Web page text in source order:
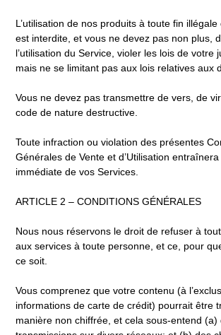
L’utilisation de nos produits à toute fin
est interdite, et vous ne devez pas non plus,
l’utilisation du Service, violer les lois de votre
mais ne se limitant pas aux lois relatives aux
Vous ne devez pas transmettre de vers, de
code de nature destructive.
Toute infraction ou violation des présentes
Générales de Vente et d’Utilisation
immédiate de vos Services.
ARTICLE 2 – CONDITIONS GÉNÉRALES
Nous nous réservons le droit de refuser à
aux services à toute personne, et ce, pour
ce soit.
Vous comprenez que votre contenu (à
informations de carte de crédit) pourrait être
manière non chiffrée, et cela sous-entend (a)